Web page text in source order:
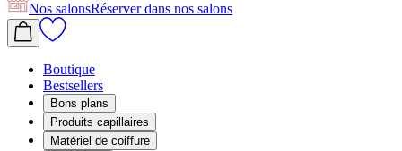
Nos salonsRéserverdans nos salons
Boutique
Bestsellers
Bons plans
Produits capillaires
Matériel de coiffure